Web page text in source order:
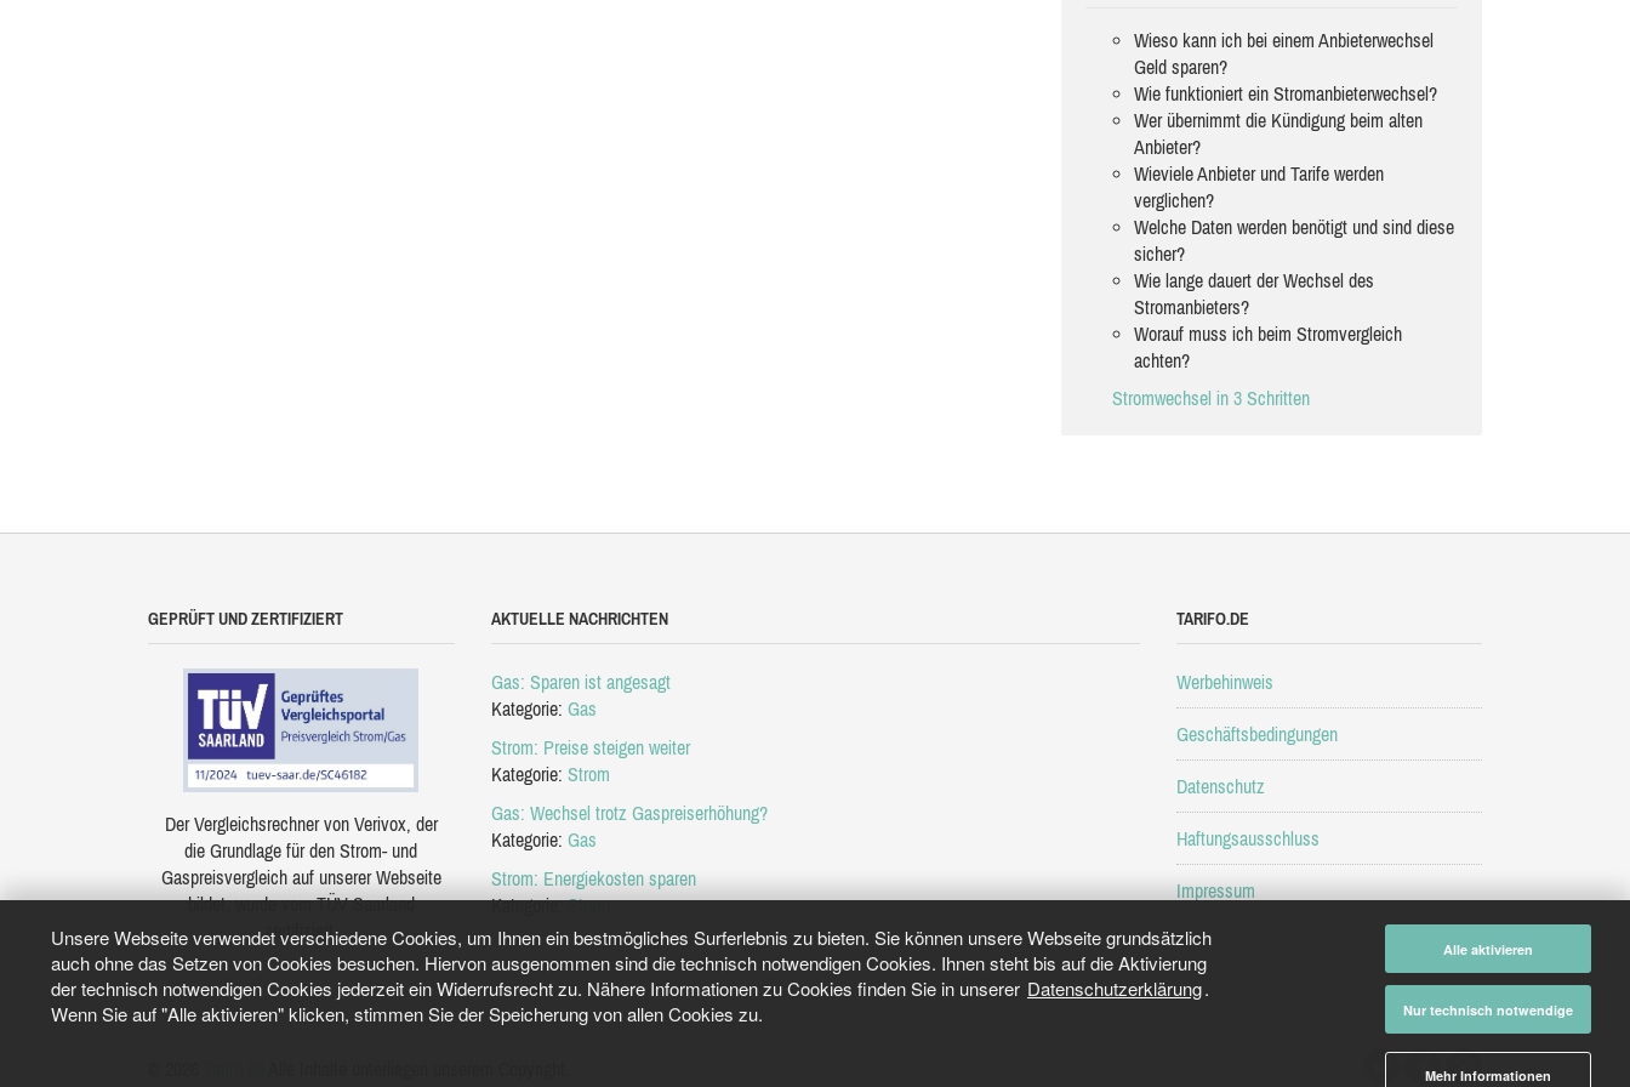
Unsere Webseite verwendet verschiedene Cookies, um Ihnen ein bestmögliches Surferlebnis zu bieten. Sie können unsere Webseite grundsätzlich
auch ohne das Setzen von Cookies besuchen. Hiervon ausgenommen sind die technisch notwendigen Cookies. Ihnen steht bis auf die Aktivierung
der technisch notwendigen Cookies jederzeit ein Widerrufsrecht zu. Nähere Informationen zu Cookies finden Sie in unserer Datenschutzerklärung.
Wenn Sie auf "Alle aktivieren" klicken, stimmen Sie der Speicherung von allen Cookies zu.
Alle aktivieren
Nur technisch notwendige
Mehr Informationen
Wieso kann ich bei einem Anbieterwechsel
Geld sparen?
Wie funktioniert ein Stromanbieterwechsel?
Wer übernimmt die Kündigung beim alten
Anbieter?
Wieviele Anbieter und Tarife werden
verglichen?
Welche Daten werden benötigt und sind diese
sicher?
Wie lange dauert der Wechsel des
Stromanbieters?
Worauf muss ich beim Stromvergleich
achten?
Stromwechsel in 3 Schritten
GEPRÜFT UND ZERTIFIZIERT
Der Vergleichsrechner von Verivox, der
die Grundlage für den Strom- und
Gaspreisvergleich auf unserer Webseite
bildet, wurde vom TÜV Saarland
zertifiziert.
AKTUELLE NACHRICHTEN
Gas: Sparen ist angesagt
Kategorie: Gas
Strom: Preise steigen weiter
Kategorie: Strom
Gas: Wechsel trotz Gaspreiserhöhung?
Kategorie: Gas
Strom: Energiekosten sparen
Kategorie:Strom
TARIFO.DE
Werbehinweis
Geschäftsbedingungen
Datenschutz
Haftungsausschluss
Impressum